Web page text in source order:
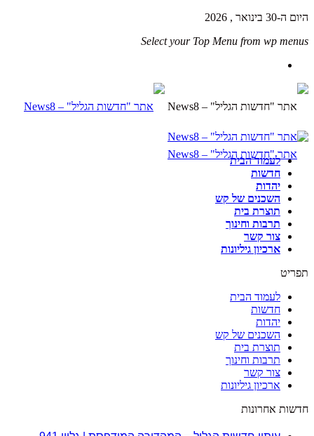
היום ה-30 בינואר , 2026
Select your Top Menu from wp menus
לעמוד הבית
חדשות
יהדות
השכנים של קש
תוצרת בית
תרבות וחינוך
צור קשר
ארכיון גיליונות
תפריט
לעמוד הבית
חדשות
יהדות
השכנים של קש
תוצרת בית
תרבות וחינוך
צור קשר
ארכיון גיליונות
חדשות אחרונות